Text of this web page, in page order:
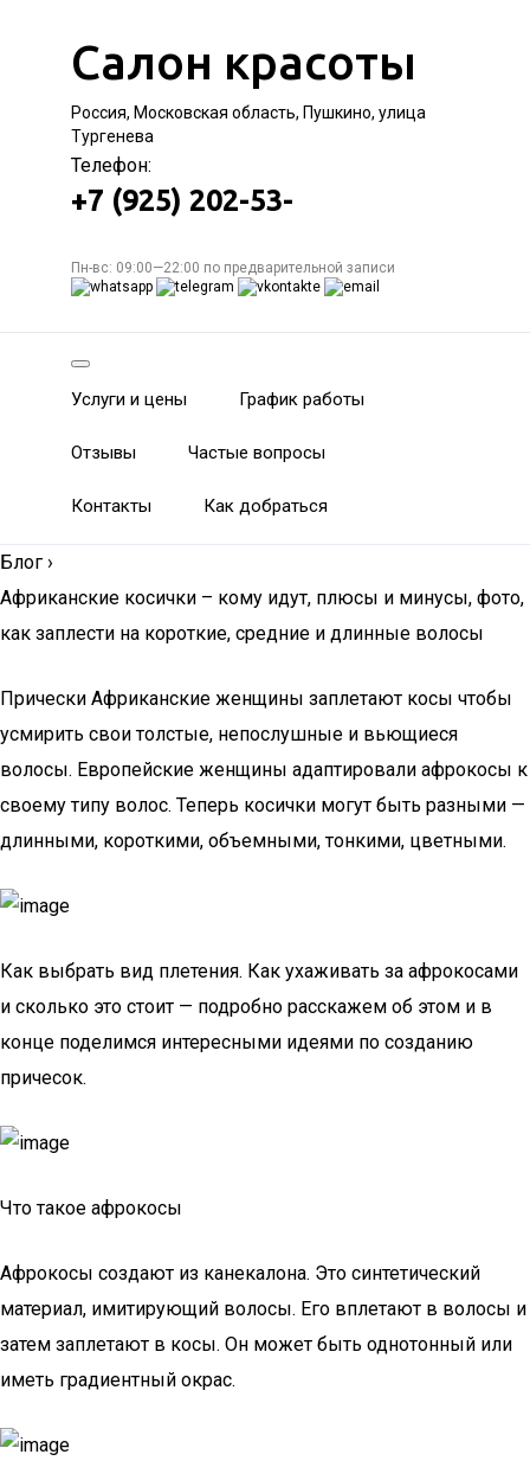
Салон красоты
Россия, Московская область, Пушкино, улица
Тургенева
Телефон:
+7 (925) 202-53-
Пн-вс: 09:00—22:00 по предварительной записи
Услуги и цены График работы
Отзывы Частые вопросы
Контакты Как добраться
Блог ›
Африканские косички – кому идут, плюсы и минусы, фото,
как заплести на короткие, средние и длинные волосы
Прически Африканские женщины заплетают косы чтобы
усмирить свои толстые, непослушные и вьющиеся
волосы. Европейские женщины адаптировали афрокосы к
своему типу волос. Теперь косички могут быть разными —
длинными, короткими, объемными, тонкими, цветными.
Как выбрать вид плетения. Как ухаживать за афрокосами
и сколько это стоит — подробно расскажем об этом и в
конце поделимся интересными идеями по созданию
причесок.
Что такое афрокосы
Афрокосы создают из канекалона. Это синтетический
материал, имитирующий волосы. Его вплетают в волосы и
затем заплетают в косы. Он может быть однотонный или
иметь градиентный окрас.